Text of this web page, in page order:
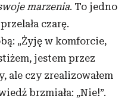
marzenia. To jedno
czarę.
„Żyję w komforcie,
jestem przez
ale czy zrealizowałem
brzmiała: „Nie!”.